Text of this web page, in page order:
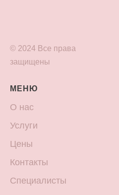
© 2024 Все права
защищены
МЕНЮ
О нас
Услуги
Цены
Контакты
Специалисты